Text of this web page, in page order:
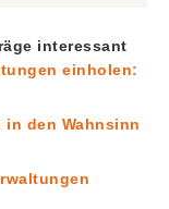
interessant
einholen:
in den Wahnsinn